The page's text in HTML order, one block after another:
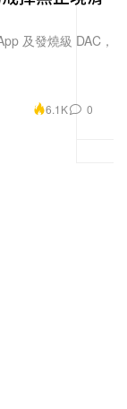
及發燒級 DAC，
6.1K 0